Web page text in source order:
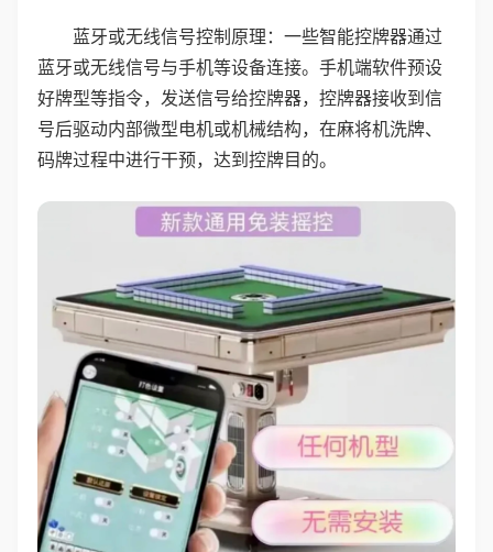
蓝牙或无线信号控制原理：一些智能控牌器通过
蓝牙或无线信号与手机等设备连接。手机端软件预设
好牌型等指令，发送信号给控牌器，控牌器接收到信
号后驱动内部微型电机或机械结构，在麻将机洗牌、
码牌过程中进行干预，达到控牌目的。